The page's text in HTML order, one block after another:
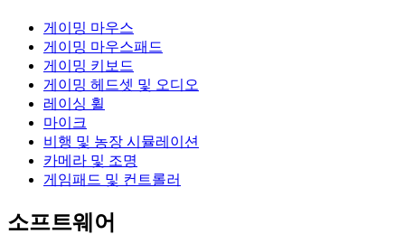
게이밍 마우스
게이밍 마우스패드
게이밍 키보드
게이밍 헤드셋 및 오디오
레이싱 휠
마이크
비행 및 농장 시뮬레이션
카메라 및 조명
게임패드 및 컨트롤러
소프트웨어